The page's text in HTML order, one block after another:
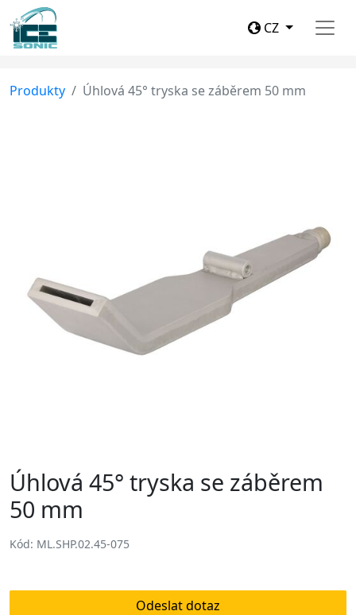
CZ
Produkty Úhlová 45° tryska se záběrem 50 mm
Úhlová 45° tryska se záběrem
50 mm
Kód: ML.SHP.02.45-075
Odeslat dotaz